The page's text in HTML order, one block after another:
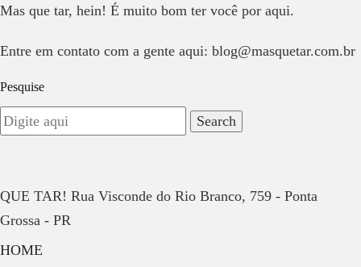
Mas que tar, hein! É muito bom ter você por aqui.
Entre em contato com a gente aqui: blog@masquetar.com.br
Pesquise
QUE TAR! Rua Visconde do Rio Branco, 759 - Ponta
Grossa - PR
HOME